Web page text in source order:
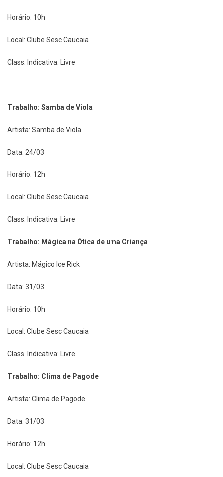
Horário: 10h
Local: Clube Sesc Caucaia
Class. Indicativa: Livre
Trabalho: Samba de Viola
Artista: Samba de Viola
Data: 24/03
Horário: 12h
Local: Clube Sesc Caucaia
Class. Indicativa: Livre
Trabalho: Mágica na Ótica de uma Criança
Artista: Mágico Ice Rick
Data: 31/03
Horário: 10h
Local: Clube Sesc Caucaia
Class. Indicativa: Livre
Trabalho: Clima de Pagode
Artista: Clima de Pagode
Data: 31/03
Horário: 12h
Local: Clube Sesc Caucaia